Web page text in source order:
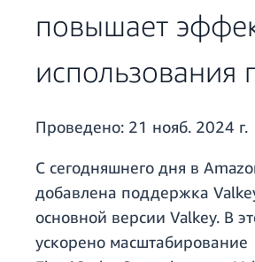
повышает
использования
Проведено: 21 нояб. 2024 г.
С сегодняшнего дня в
добавлена поддержка
основной версии Valkey. В
ускорено масштабирование